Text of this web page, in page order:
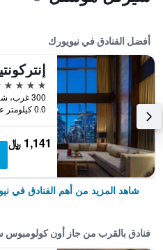
أفضل الفنادق في نيويورك
5 نجوم
0.0 كيلومتر عن وسط المدينة
1,141 ﷼
شاهد المزيد من أهم الفنادق في
فنادق بالقرب من جاز أون